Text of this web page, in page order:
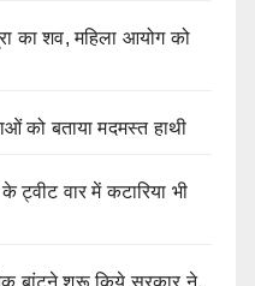
का शव, महिला आयोग को
को बताया मदमस्त हाथी
वार में कटारिया भी